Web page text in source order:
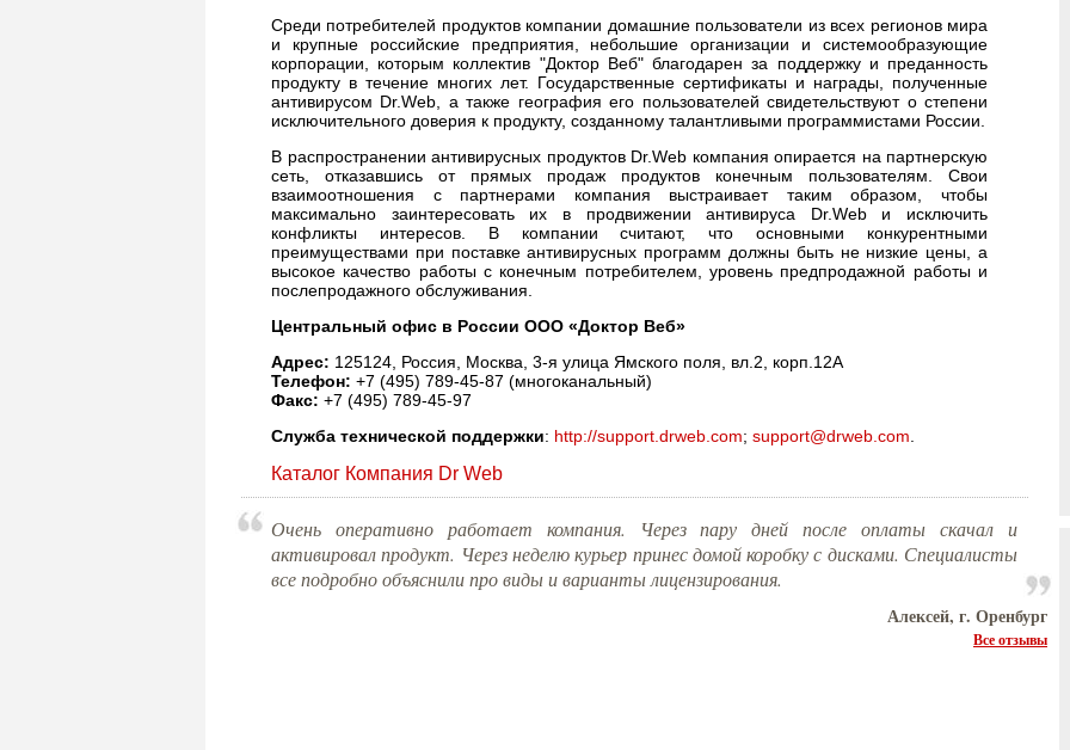
Среди потребителей продуктов компании домашние пользователи из всех регионов мира
и крупные российские предприятия, небольшие организации и системообразующие
корпорации, которым коллектив "Доктор Веб" благодарен за поддержку и преданность
продукту в течение многих лет. Государственные сертификаты и награды, полученные
антивирусом Dr.Web, а также география его пользователей свидетельствуют о степени
исключительного доверия к продукту, созданному талантливыми программистами России.
В распространении антивирусных продуктов Dr.Web компания опирается на партнерскую
сеть, отказавшись от прямых продаж продуктов конечным пользователям. Свои
взаимоотношения с партнерами компания выстраивает таким образом, чтобы
максимально заинтересовать их в продвижении антивируса Dr.Web и исключить
конфликты интересов. В компании считают, что основными конкурентными
преимуществами при поставке антивирусных программ должны быть не низкие цены, а
высокое качество работы с конечным потребителем, уровень предпродажной работы и
послепродажного обслуживания.
Центральный офис в России ООО «Доктор Веб»
Адрес: 125124, Россия, Москва, 3-я улица Ямского поля, вл.2, корп.12А
Телефон: +7 (495) 789-45-87 (многоканальный)
Факс: +7 (495) 789-45-97
Служба технической поддержки: http://support.drweb.com; support@drweb.com
Каталог Компания Dr Web
Очень оперативно работает компания. Через пару дней после оплаты скачал и
активировал продукт. Через неделю курьер принес домой коробку с дисками. Специалисты
все подробно объяснили про виды и варианты лицензирования.
Алексей, г. Оренбург
Все отзывы